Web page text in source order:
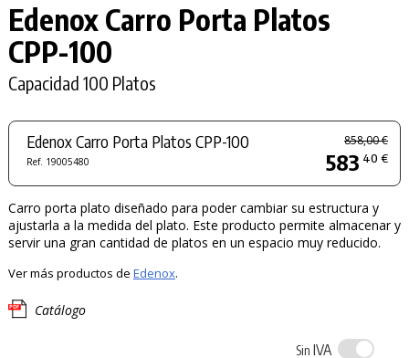
Edenox Carro Porta Platos
CPP-100
Capacidad 100 Platos
Edenox Carro Porta Platos CPP-100
Ref. 19005480
858,00 €
583 40 €
Carro porta plato diseñado para poder cambiar su estructura y
ajustarla a la medida del plato. Este producto permite almacenar y
servir una gran cantidad de platos en un espacio muy reducido.
Ver más productos de Edenox.
Catálogo
Sin IVA